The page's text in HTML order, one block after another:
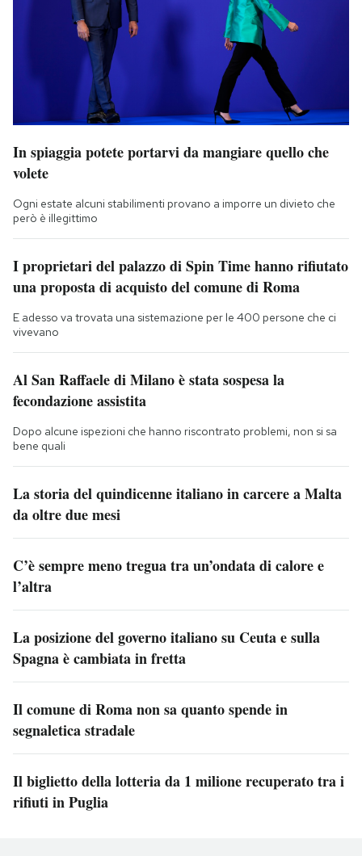
In spiaggia potete portarvi da mangiare quello che
volete
Ogni estate alcuni stabilimenti provano a imporre un divieto che
però è illegittimo
I proprietari del palazzo di Spin Time hanno rifiutato
una proposta di acquisto del comune di Roma
E adesso va trovata una sistemazione per le 400 persone che ci
vivevano
Al San Raffaele di Milano è stata sospesa la
fecondazione assistita
Dopo alcune ispezioni che hanno riscontrato problemi, non si sa
bene quali
La storia del quindicenne italiano in carcere a Malta
da oltre due mesi
C’è sempre meno tregua tra un’ondata di calore e
l’altra
La posizione del governo italiano su Ceuta e sulla
Spagna è cambiata in fretta
Il comune di Roma non sa quanto spende in
segnaletica stradale
Il biglietto della lotteria da 1 milione recuperato tra i
rifiuti in Puglia